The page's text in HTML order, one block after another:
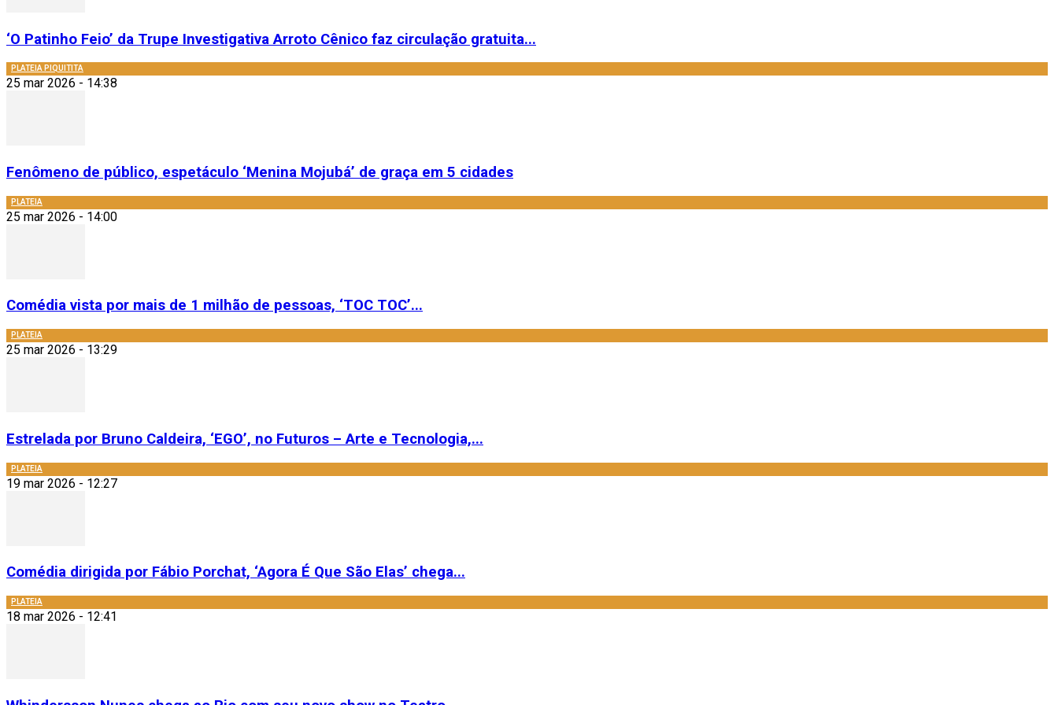
‘O Patinho Feio’ da Trupe Investigativa Arroto Cênico faz circulação gratuita...
PLATEIA PIQUITITA
25 mar 2026 - 14:38
Fenômeno de público, espetáculo ‘Menina Mojubá’ de graça em 5 cidades
PLATEIA
25 mar 2026 - 14:00
Comédia vista por mais de 1 milhão de pessoas, ‘TOC TOC’...
PLATEIA
25 mar 2026 - 13:29
Estrelada por Bruno Caldeira, ‘EGO’, no Futuros – Arte e Tecnologia,...
PLATEIA
19 mar 2026 - 12:27
Comédia dirigida por Fábio Porchat, ‘Agora É Que São Elas’ chega...
PLATEIA
18 mar 2026 - 12:41